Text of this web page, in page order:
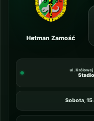
Hetman Zamość
ul.
Sobota,